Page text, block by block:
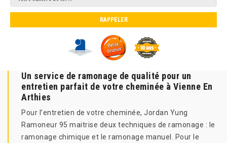
Un service de ramonage de qualité pour un
entretien parfait de votre cheminée à Vienne En
Arthies
Pour l’entretien de votre cheminée, Jordan Yung
Ramoneur 95 maitrise deux techniques de ramonage : le
ramonage chimique et le ramonage manuel. Pour le